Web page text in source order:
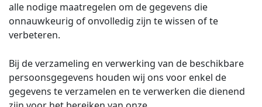
alle nodige maatregelen om de gegevens die
onnauwkeurig of onvolledig zijn te wissen of te
verbeteren.
Bij de verzameling en verwerking van de beschikbare
persoonsgegevens houden wij ons voor enkel de
gegevens te verzamelen en te verwerken die dienend